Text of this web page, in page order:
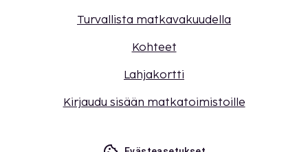
Turvallista matkavakuudella
Kohteet
Lahjakortti
Kirjaudu sisään matkatoimistoille